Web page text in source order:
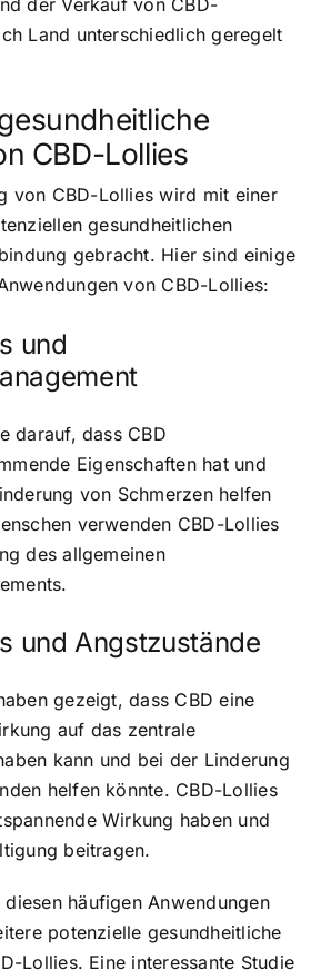
der Verkauf von CBD-
Land unterschiedlich geregelt
CBD-Lollies
von CBD-Lollies wird mit einer
gesundheitlichen
gebracht. Hier sind einige
von CBD-Lollies:
und
darauf, dass CBD
Eigenschaften hat und
von Schmerzen helfen
verwenden CBD-Lollies
des allgemeinen
und Angstzustände
gezeigt, dass CBD eine
auf das zentrale
kann und bei der Linderung
helfen könnte. CBD-Lollies
Wirkung haben und
beitragen.
häufigen Anwendungen
potenzielle gesundheitliche
Lollies. Eine interessante Studie